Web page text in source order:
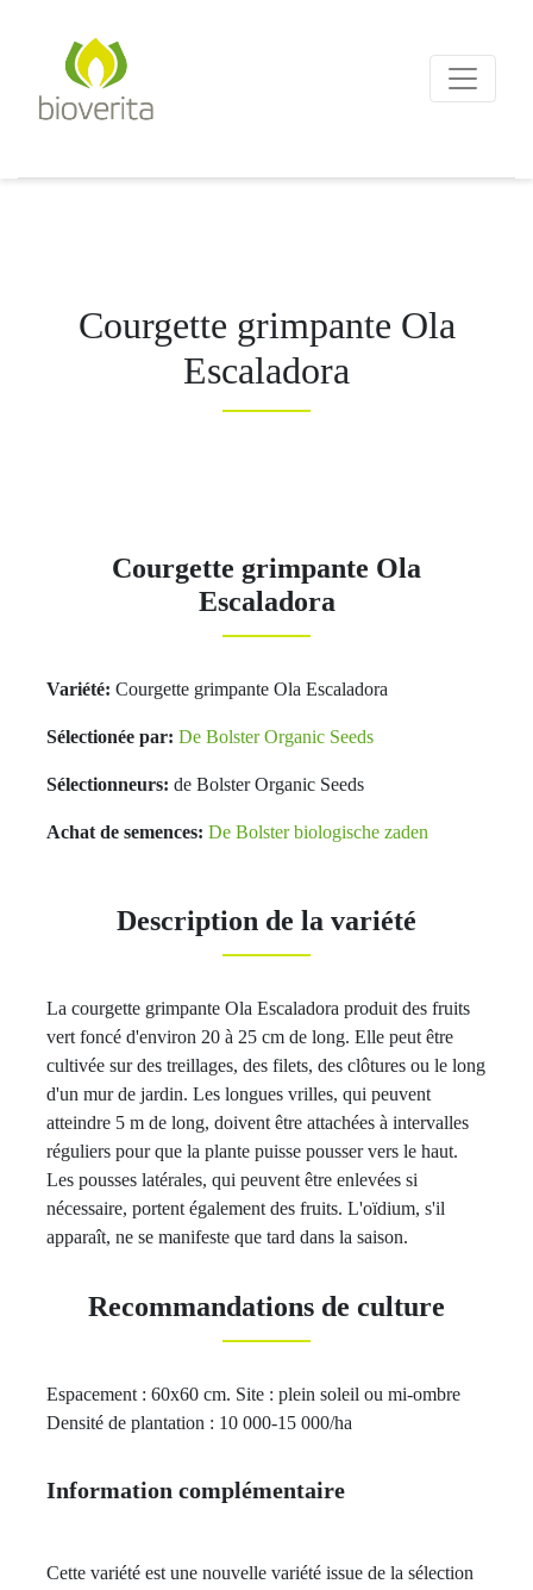
Von der Züchtung bis zum
Courgette grimpante Ola
Escaladora
Courgette grimpante Ola
Escaladora
Variété: Courgette grimpante Ola Escaladora
Sélectionée par: De Bolster Organic Seeds
Sélectionneurs: de Bolster Organic Seeds
Achat de semences: De Bolster biologische zaden
Description de la variété
La courgette grimpante Ola Escaladora produit des fruits
vert foncé d'environ 20 à 25 cm de long. Elle peut être
cultivée sur des treillages, des filets, des clôtures ou le long
d'un mur de jardin. Les longues vrilles, qui peuvent
atteindre 5 m de long, doivent être attachées à intervalles
réguliers pour que la plante puisse pousser vers le haut.
Les pousses latérales, qui peuvent être enlevées si
nécessaire, portent également des fruits. L'oïdium, s'il
apparaît, ne se manifeste que tard dans la saison.
Recommandations de culture
Espacement : 60x60 cm. Site : plein soleil ou mi-ombre
Densité de plantation : 10 000-15 000/ha
Information complémentaire
Cette variété est une nouvelle variété issue de la sélection